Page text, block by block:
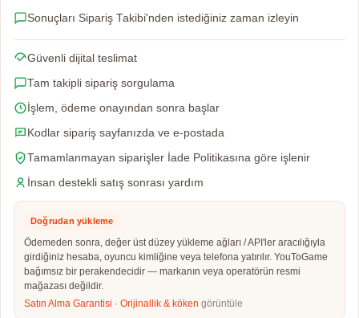
Sonuçları Sipariş Takibi'nden istediğiniz zaman izleyin
Güvenli dijital teslimat
Tam takipli sipariş sorgulama
İşlem, ödeme onayından sonra başlar
Kodlar sipariş sayfanızda ve e-postada
Tamamlanmayan siparişler İade Politikasına göre işlenir
İnsan destekli satış sonrası yardım
Doğrudan yükleme
Ödemeden sonra, değer üst düzey yükleme ağları / API'ler aracılığıyla
girdiğiniz hesaba, oyuncu kimliğine veya telefona yatırılır. YouToGame
bağımsız bir perakendecidir — markanın veya operatörün resmi
mağazası değildir.
Satın Alma Garantisi · Orijinallik & köken görüntüle